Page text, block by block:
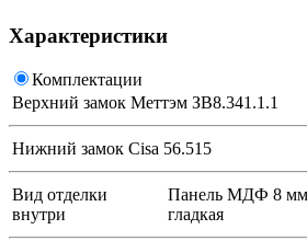
Характеристики
Комплектации
Верхний замок Меттэм ЗВ8.341.1.1
Нижний замок Cisa 56.515
Вид отделки
внутри
Панель МДФ 8 мм
гладкая